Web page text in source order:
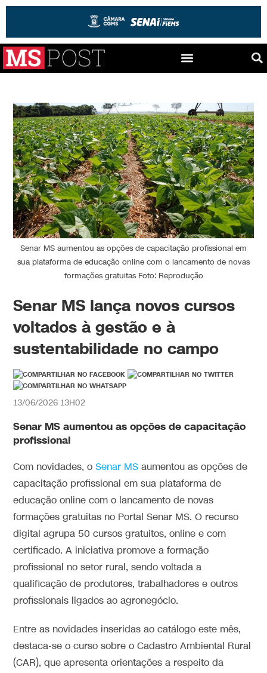
Senar MS aumentou as opções de capacitação profissional em
sua plataforma de educação online com o lancamento de novas
formações gratuitas Foto: Reprodução
Senar MS lança novos cursos
voltados à gestão e à
sustentabilidade no campo
13/06/2026 13H02
Senar MS aumentou as opções de capacitação
profissional
Com novidades, oSenar MS aumentou as opções de
capacitação profissional em sua plataforma de
educação online com o lancamento de novas
formações gratuitas no Portal Senar MS. O recurso
digital agrupa 50 cursos gratuitos, online e com
certificado. A iniciativa promove a formação
profissional no setor rural, sendo voltada a
qualificação de produtores, trabalhadores e outros
profissionais ligados ao agronegócio.
Entre as novidades inseridas ao catálogo este mês,
destaca-se o curso sobre o Cadastro Ambiental Rural
(CAR), que apresenta orientações a respeito da